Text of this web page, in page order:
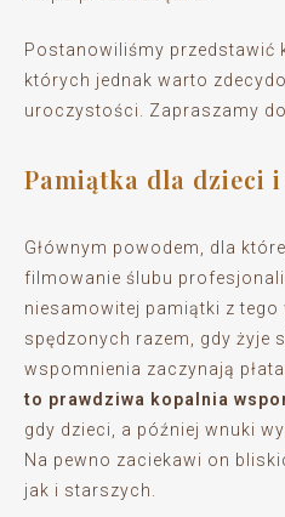
Postanowiliśmy przedstawić
których jednak warto
uroczystości. Zapraszamy
Pamiątka dla dzieci
Głównym powodem, dla
filmowanie ślubu
niesamowitej pamiątki z tego
spędzonych razem, gdy żyje
wspomnienia zaczynają
to prawdziwa kopalnia
gdy dzieci, a później wnuki
Na pewno zaciekawi on
jak i starszych.